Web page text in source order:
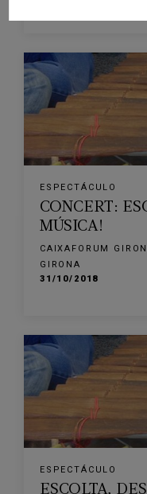
ESPECTÁCULO
CONCERT:
MÚSICA!
CAIXAFORUM
GIRONA
31/10/2018
ESPECTÁCULO
ESCOLTA,